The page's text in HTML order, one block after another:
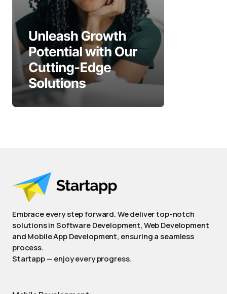
Embrace every step forward. We deliver top-notch
solutions in Software Development, Web Development
and Mobile App Development, ensuring a seamless
process.
Startapp — enjoy every progress.